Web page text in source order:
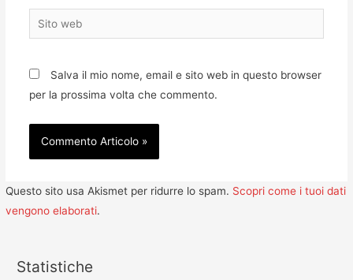
Sito
web
Salva il mio nome, email e sito web in questo browser
per la prossima volta che commento.
Questo sito usa Akismet per ridurre lo spam. Scopri come i tuoi dati
vengono elaborati.
Statistiche